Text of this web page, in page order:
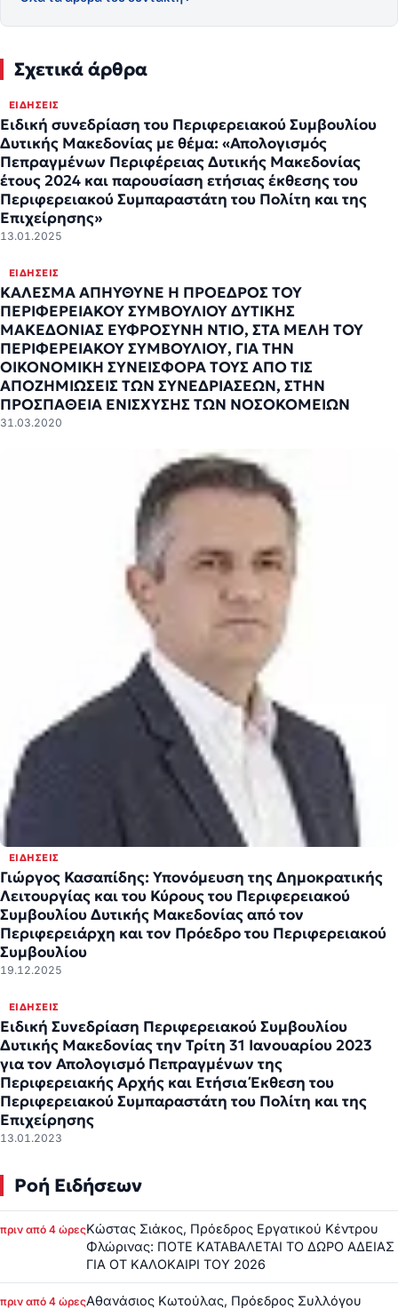
Σχετικά άρθρα
ΕΙΔΉΣΕΙΣ
Ειδική συνεδρίαση του Περιφερειακού Συμβουλίου
Δυτικής Μακεδονίας με θέμα: «Απολογισμός
Πεπραγμένων Περιφέρειας Δυτικής Μακεδονίας
έτους 2024 και παρουσίαση ετήσιας έκθεσης του
Περιφερειακού Συμπαραστάτη του Πολίτη και της
Επιχείρησης»
13.01.2025
ΕΙΔΉΣΕΙΣ
ΚΑΛΕΣΜΑ ΑΠΗΥΘΥΝΕ Η ΠΡΟΕΔΡΟΣ ΤΟΥ
ΠΕΡΙΦΕΡΕΙΑΚΟΥ ΣΥΜΒΟΥΛΙΟΥ ΔΥΤΙΚΗΣ
ΜΑΚΕΔΟΝΙΑΣ ΕΥΦΡΟΣΥΝΗ ΝΤΙΟ, ΣΤΑ ΜΕΛΗ ΤΟΥ
ΠΕΡΙΦΕΡΕΙΑΚΟΥ ΣΥΜΒΟΥΛΙΟΥ, ΓΙΑ ΤΗΝ
ΟΙΚΟΝΟΜΙΚΗ ΣΥΝΕΙΣΦΟΡΑ ΤΟΥΣ ΑΠΟ ΤΙΣ
ΑΠΟΖΗΜΙΩΣΕΙΣ ΤΩΝ ΣΥΝΕΔΡΙΑΣΕΩΝ, ΣΤΗΝ
ΠΡΟΣΠΑΘΕΙΑ ΕΝΙΣΧΥΣΗΣ ΤΩΝ ΝΟΣΟΚΟΜΕΙΩΝ
31.03.2020
ΕΙΔΉΣΕΙΣ
Γιώργος Κασαπίδης: Υπονόμευση της Δημοκρατικής
Λειτουργίας και του Κύρους του Περιφερειακού
Συμβουλίου Δυτικής Μακεδονίας από τον
Περιφερειάρχη και τον Πρόεδρο του Περιφερειακού
Συμβουλίου
19.12.2025
ΕΙΔΉΣΕΙΣ
Ειδική Συνεδρίαση Περιφερειακού Συμβουλίου
Δυτικής Μακεδονίας την Τρίτη 31 Ιανουαρίου 2023
για τον Απολογισμό Πεπραγμένων της
Περιφερειακής Αρχής και Eτήσια Έκθεση του
Περιφερειακού Συμπαραστάτη του Πολίτη και της
Επιχείρησης
13.01.2023
Ροή Ειδήσεων
πριν από 4 ώρεςΚώστας Σιάκος, Πρόεδρος Εργατικού Κέντρου
Φλώρινας: ΠΟΤΕ ΚΑΤΑΒΑΛΕΤΑΙ ΤΟ ΔΩΡΟ ΑΔΕΙΑΣ
ΓΙΑ ΟΤ ΚΑΛΟΚΑΙΡΙ ΤΟΥ 2026
πριν από 4 ώρεςΑθανάσιος Κωτούλας, Πρόεδρος Συλλόγου